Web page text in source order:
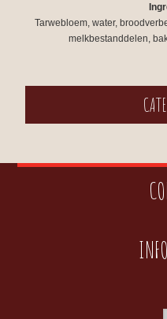
Tarwebloem, water,
melkbestanddelen,